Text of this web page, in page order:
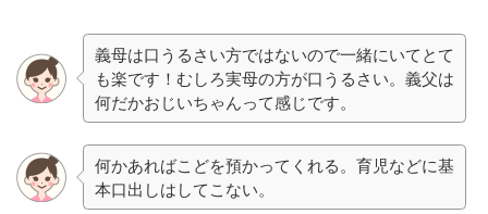
義母は口うるさい方ではないので一緒にいてとて
も楽です！むしろ実母の方が口うるさい。義父は
何だかおじいちゃんって感じです。
何かあればこどを預かってくれる。育児などに基
本口出しはしてこない。